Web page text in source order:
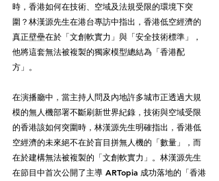
時，香港如何在技術、空域及法規受限的環境下突
圍？林漢源先生在港台專訪中指出，香港低空經濟的
真正壁壘在於「文創軟實力」與「安全技術標準」，
他將這套無法被複製的獨家模型總結為「香港配
方」。
在演播廳中，當主持人問及內地許多城市正透過大規
模的無人機部署不斷刷新世界紀錄，技術與空域受限
的香港該如何突圍時，林漢源先生明確指出，香港低
空經濟的未來絕不在於盲目拼無人機的「數量」，而
在於建構無法被複製的「文創軟實力」。林漢源先生
在節目中首次公開了主導 ARTopia 成功落地的「香港